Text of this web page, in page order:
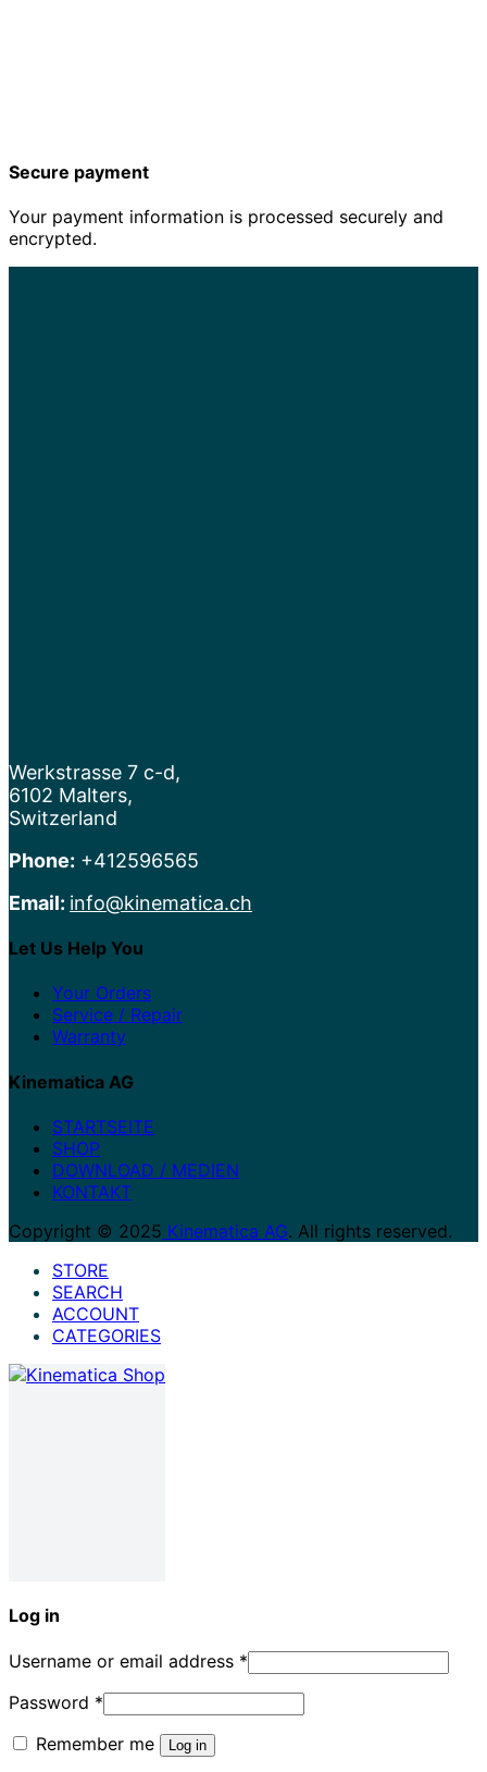
Secure payment
Your payment information is processed securely and
encrypted.
Werkstrasse 7 c-d,
6102 Malters,
Switzerland
Phone: +412596565
Email: info@kinematica.ch
Let Us Help You
Your Orders
Service / Repair
Warranty
Kinematica AG
STARTSEITE
SHOP
DOWNLOAD / MEDIEN
KONTAKT
Copyright © 2025 Kinematica AG. All rights reserved.
STORE
SEARCH
ACCOUNT
CATEGORIES
Log in
Username or email address *
Password *
Remember me
Log in